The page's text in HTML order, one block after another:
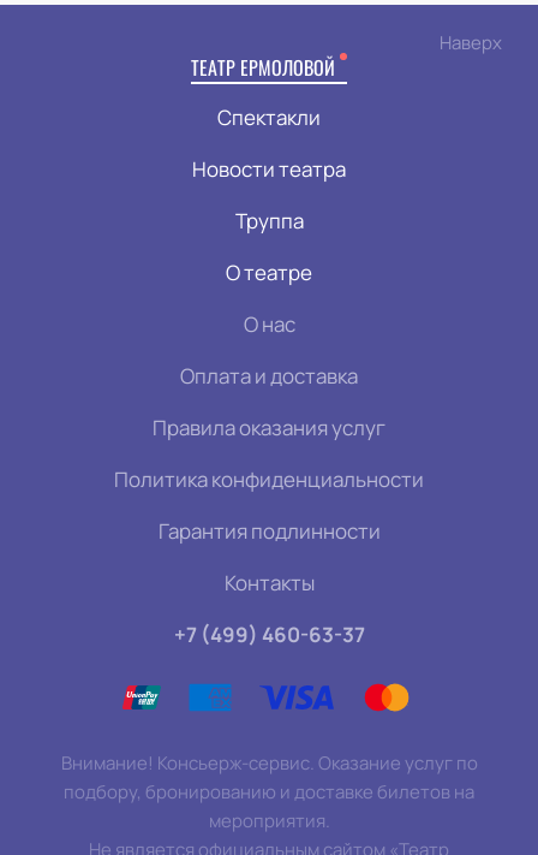
Наверх
ТЕАТР ЕРМОЛОВОЙ
Спектакли
Новости театра
Труппа
О театре
О нас
Оплата и доставка
Правила оказания услуг
Политика конфиденциальности
Гарантия подлинности
Контакты
+7 (499) 460-63-37
Внимание! Консьерж-сервис. Оказание услуг по
подбору, бронированию и доставке билетов на
мероприятия.
Не является официальным сайтом «Театр